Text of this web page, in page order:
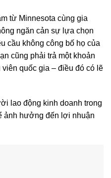
từ Minnesota cùng gia
ngăn cản sự lựa chọn
cầu không công bố họ của
cũng phải trả một khoản
quốc gia – điều đó có lẽ
lao động kinh doanh trong
ảnh hưởng đến lợi nhuận